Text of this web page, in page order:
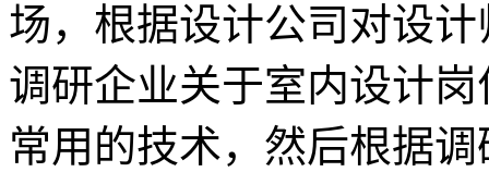
场，根据设计公司对设
调研企业关于室内设计
常用的技术，然后根据